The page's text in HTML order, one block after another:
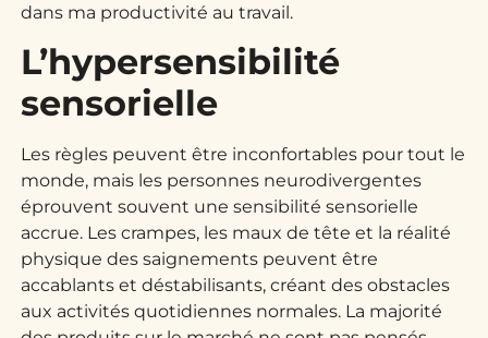
dans ma productivité au travail.
L’hypersensibilité
sensorielle
Les règles peuvent être inconfortables pour tout le
monde, mais les personnes neurodivergentes
éprouvent souvent une sensibilité sensorielle
accrue. Les crampes, les maux de tête et la réalité
physique des saignements peuvent être
accablants et déstabilisants, créant des obstacles
aux activités quotidiennes normales. La majorité